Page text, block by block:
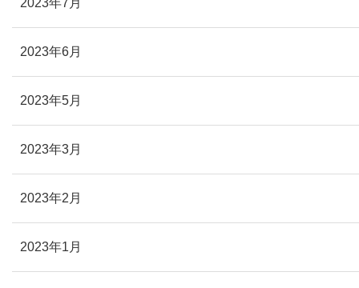
2023年7月
2023年6月
2023年5月
2023年3月
2023年2月
2023年1月